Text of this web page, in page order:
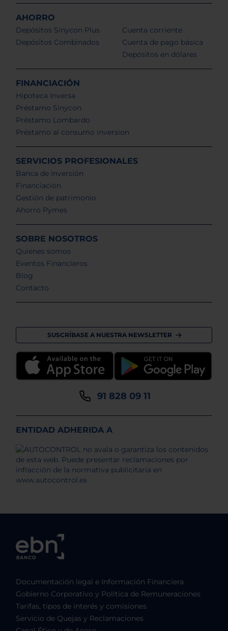
AHORRO
Depósitos Sinycon Plus
Depósitos Combinados
Cuenta corriente
Cuenta de pago básica
Depósitos en dólares
FINANCIACIÓN
Hipoteca Inversa
Préstamo Sinycon
Préstamo Lombardo
Préstamo al consumo inversion
SERVICIOS PROFESIONALES
Banca de Inversión
Financiación
Gestión de patrimonio
Ahorro Pymes
SOBRE NOSOTROS
Quienes somos
Eventos Financieros
Blog
Contacto
SUSCRÍBASE A NUESTRA NEWSLETTER
91 828 09 11
ENTIDAD ADHERIDA A
Documentación legal e Información Financiera
Gobierno Corporativo y Política de Remuneraciones
Tarifas, tipos de interés y comisiones
Servicio de Quejas y Reclamaciones